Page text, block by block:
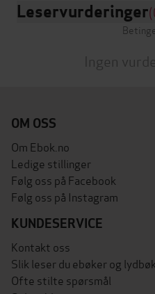
Leservurderinger
Ingen
OM OSS
Om Ebok.no
Ledige stillinger
Følg oss på Facebook
Følg oss på Instagram
KUNDESERVICE
Kontakt oss
Slik leser du ebøker og
Ofte stilte spørsmål